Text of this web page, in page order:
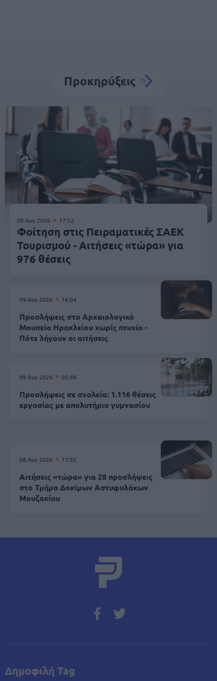
Προκηρύξεις
09 Αυγ 2026 17:52
Φοίτηση στις Πειραματικές ΣΑΕΚ
Τουρισμού - Αιτήσεις «τώρα» για
976 θέσεις
09 Αυγ 2026 16:04
Προσλήψεις στο Αρχαιολογικό
Μουσείο Ηρακλείου χωρίς πτυχίο -
Πότε λήγουν οι αιτήσεις
09 Αυγ 2026 05:30
Προσλήψεις σε σχολεία: 1.116 θέσεις
εργασίας με απολυτήριο γυμνασίου
08 Αυγ 2026 17:52
Αιτήσεις «τώρα» για 28 προσλήψεις
στο Τμήμα Δοκίμων Αστυφυλάκων
Mουζακίου
Δημοφιλή Tag